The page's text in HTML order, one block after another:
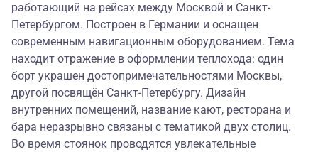
работающий на рейсах между Москвой и Санкт-
Петербургом. Построен в Германии и оснащен
современным навигационным оборудованием. Тема
находит отражение в оформлении теплохода: один
борт украшен достопримечательностями Москвы,
другой посвящён Санкт-Петербургу. Дизайн
внутренних помещений, название кают, ресторана и
бара неразрывно связаны с тематикой двух столиц.
Во время стоянок проводятся увлекательные